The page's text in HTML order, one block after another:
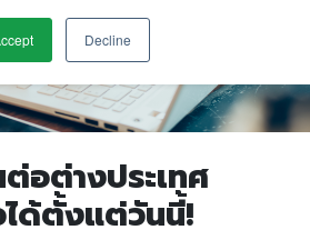
Decline
อต่างประเทศ
ได้ตั้งแต่วันนี้!